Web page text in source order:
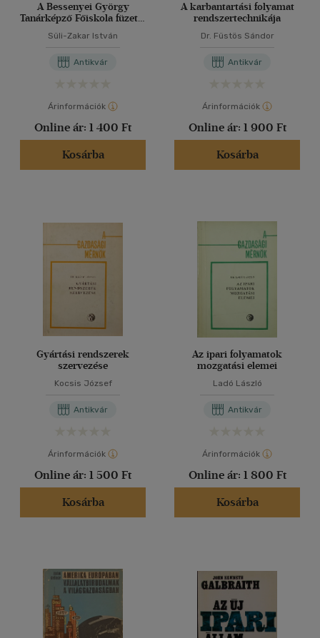
A Bessenyei György
Tanárképző Főiskola füzetei
Süli-Zakar István
Antikvár
Árinformációk
Online ár: 1 400 Ft
Kosárba
A karbantartási folyamat
rendszertechnikája
Dr. Füstös Sándor
Antikvár
Árinformációk
Online ár: 1 900 Ft
Kosárba
Gyártási rendszerek
szervezése
Kocsis József
Antikvár
Árinformációk
Online ár: 1 500 Ft
Kosárba
Az ipari folyamatok
mozgatási elemei
Ladó László
Antikvár
Árinformációk
Online ár: 1 800 Ft
Kosárba